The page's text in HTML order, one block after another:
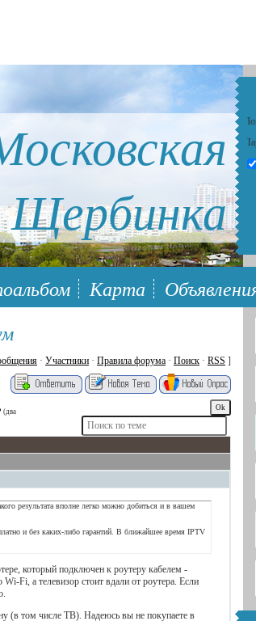
Щербинка
Карта
· Участники · Правила форума · Поиск · RSS ]
(два
результата вполне легко можно добиться и в вашем
и без каких-либо гарантий. В ближайшее время IPTV
который подключен к роутеру кабелем -
Fi, а телевизор стоит вдали от роутера. Если
(в том числе ТВ). Надеюсь вы не покупаете в